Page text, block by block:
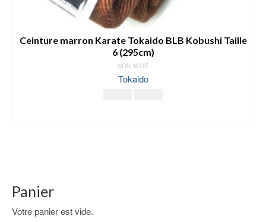
Ceinture marron Karate Tokaido BLB Kobushi Taille
6 (295cm)
NON NOTÉ
Tokaido
19.00
Panier
Votre panier est vide.